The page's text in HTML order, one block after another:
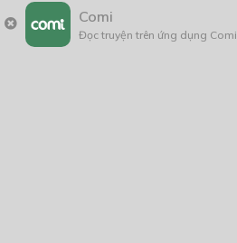
Thẻ:
action giật gân,Học Đường ,Lãng Mạn
Comi
Đọc truyện trên ứng dụng Comi